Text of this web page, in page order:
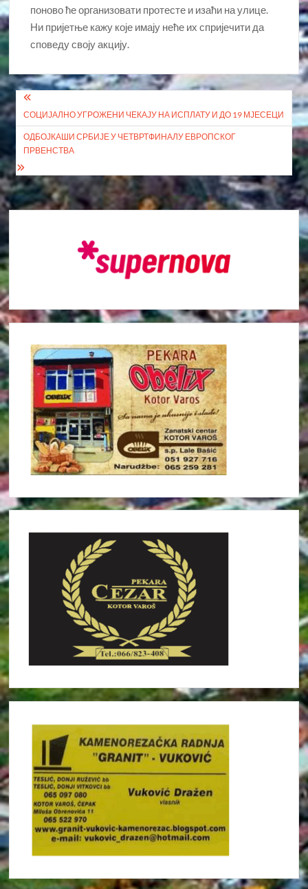
поново ће организовати протесте и изаћи на улице.
Ни пријетње кажу које имају неће их спријечити да
споведу своју акцију.
Кретање
чланка
СОЦИЈАЛНО УГРОЖЕНИ ЧЕКАЈУ НА ИСПЛАТУ И ДО 19 МЈЕСЕЦИ
ОДБОЈКАШИ СРБИЈЕ У ЧЕТВРТФИНАЛУ ЕВРОПСКОГ
ПРВЕНСТВА